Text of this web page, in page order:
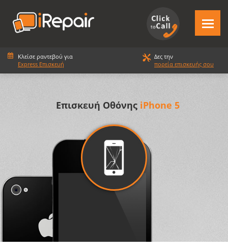
Κλείσε ραντεβού για
Express Επισκευή
Δες την
πορεία επισκευής σου
Επισκευή Οθόνης iPhone 5